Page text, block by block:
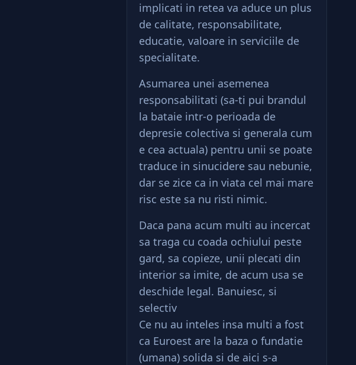
implicati in retea va aduce un plus
de calitate, responsabilitate,
educatie, valoare in serviciile de
specialitate.
Asumarea unei asemenea
responsabilitati (sa-ti pui brandul
la bataie intr-o perioada de
depresie colectiva si generala cum
e cea actuala) pentru unii se poate
traduce in sinucidere sau nebunie,
dar se zice ca in viata cel mai mare
risc este sa nu risti nimic.
Daca pana acum multi au incercat
sa traga cu coada ochiului peste
gard, sa copieze, unii plecati din
interior sa imite, de acum usa se
deschide legal. Banuiesc, si
selectiv
Ce nu au inteles insa multi a fost
ca Euroest are la baza o fundatie
(umana) solida si de aici s-a